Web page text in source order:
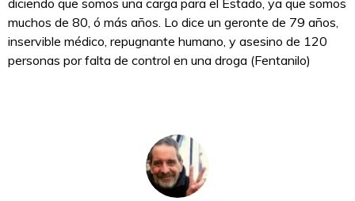
diciendo que somos una carga para el Estado, ya que somos
muchos de 80, ó más años. Lo dice un geronte de 79 años,
inservible médico, repugnante humano, y asesino de 120
personas por falta de control en una droga (Fentanilo)